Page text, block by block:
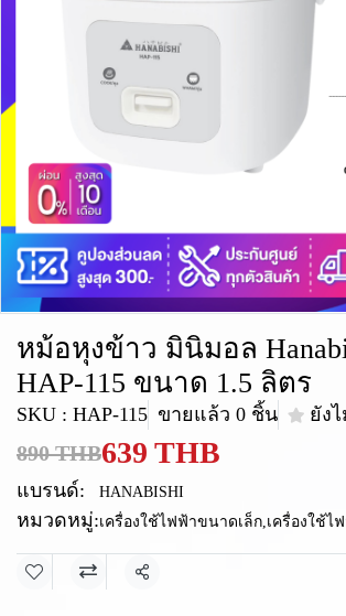
หม้อหุงข้าว มินิมอล
HAP-115 ขนาด 1.5 ลิตร
SKU : HAP-115 ขายแล้ว 0 ชิ้น ยัง
890 THB639 THB
แบรนด์: HANABISHI
หมวดหมู่:เครื่องใช้ไฟฟ้าขนาดเล็ก,เครื่องใช้ไ
แชร์